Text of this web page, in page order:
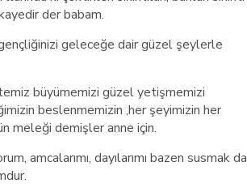
der babam.
gençliğinizi geleceğe dair güzel şeylerle
büyümemizi güzel yetişmemizi
beslenmemizin ,her şeyimizin her
meleği demişler anne için.
amcalarımı, dayılarımı bazen susmak da